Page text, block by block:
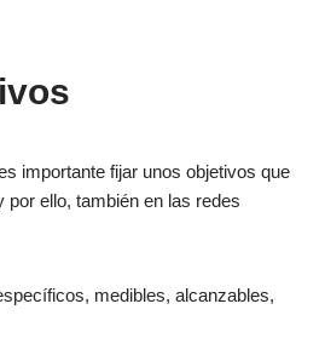
importante fijar unos objetivos que
por ello, también en las redes
medibles, alcanzables,